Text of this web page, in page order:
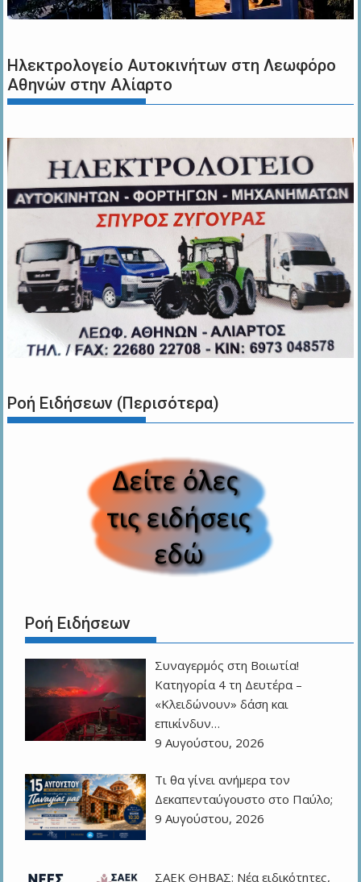
Ηλεκτρολογείο Αυτοκινήτων στη Λεωφόρο
Αθηνών στην Αλίαρτο
Ροή Ειδήσεων (Περισότερα)
Ροή Ειδήσεων
Συναγερμός στη Βοιωτία!
Κατηγορία 4 τη Δευτέρα –
«Κλειδώνουν» δάση και
επικίνδυν…
9 Αυγούστου, 2026
Τι θα γίνει ανήμερα τον
Δεκαπενταύγουστο στο Παύλο;
9 Αυγούστου, 2026
ΣΑΕΚ ΘΗΒΑΣ: Νέα ειδικότητες,